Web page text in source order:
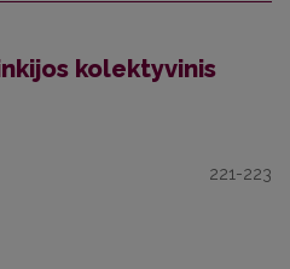
kolektyvinis
221-223